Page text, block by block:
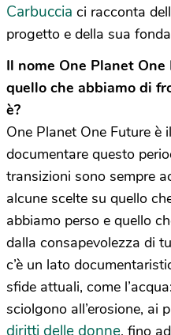
Carbuccia ci racconta
progetto e della sua
Il nome One Planet
quello che abbiamo di
è?
One Planet One Future è
documentare questo
transizioni sono sempre
alcune scelte su quello
abbiamo perso e quello
dalla consapevolezza di
c’è un lato
sfide attuali, come
sciolgono all’erosione, ai
, fino